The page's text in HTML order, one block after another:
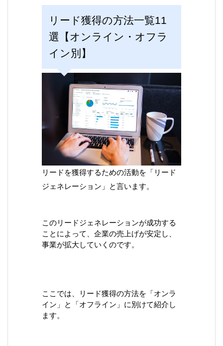
リード獲得の方法一覧11
選【オンライン・オフラ
イン別】
リードを獲得するための活動を「リード
ジェネレーション」と言います。
このリードジェネレーションが成功する
ことによって、企業の売上げが安定し、
事業が拡大していくのです。
ここでは、リード獲得の方法を「オンラ
イン」と「オフライン」に別けて紹介し
ます。